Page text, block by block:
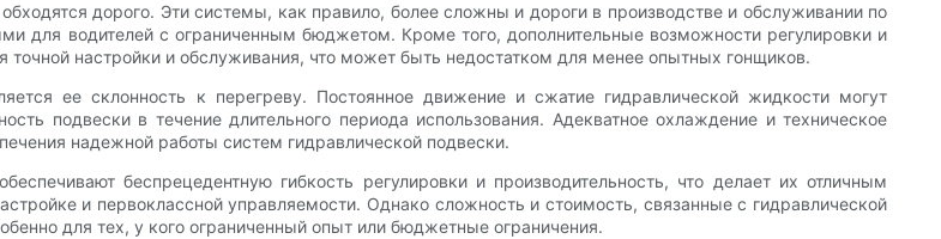
дорого. Эти системы, как правило, более сложны и дороги в производстве и обслуживании по
для водителей с ограниченным бюджетом. Кроме того, дополнительные возможности регулировки и
точной настройки и обслуживания, что может быть недостатком для менее опытных гонщиков.
ее склонность к перегреву. Постоянное движение и сжатие гидравлической жидкости могут
подвески в течение длительного периода использования. Адекватное охлаждение и техническое
надежной работы систем гидравлической подвески.
беспрецедентную гибкость регулировки и производительность, что делает их отличным
и первоклассной управляемости. Однако сложность и стоимость, связанные с гидравлической
для тех, у кого ограниченный опыт или бюджетные ограничения.